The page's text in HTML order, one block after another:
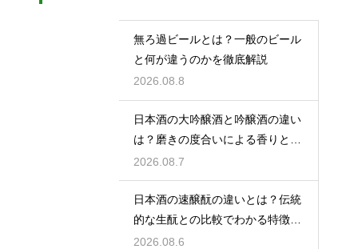
無ろ過ビールとは？一般のビール
と何が違うのかを徹底解説
2026.08.8
日本酒の大吟醸酒と吟醸酒の違い
は？磨きの度合いによる香りと味
の差を解説
2026.08.7
日本酒の速醸酛の違いとは？伝統
的な生酛との比較でわかる特徴を
解説
2026.08.6